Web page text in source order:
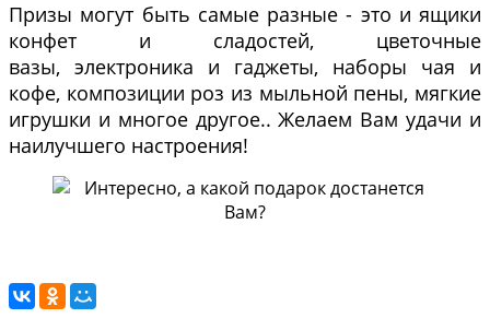
Призы могут быть самые разные - это и ящики
конфет и сладостей, цветочные
вазы, электроника и гаджеты, наборы чая и
кофе, композиции роз из мыльной пены, мягкие
игрушки и многое другое.. Желаем Вам удачи и
наилучшего настроения!